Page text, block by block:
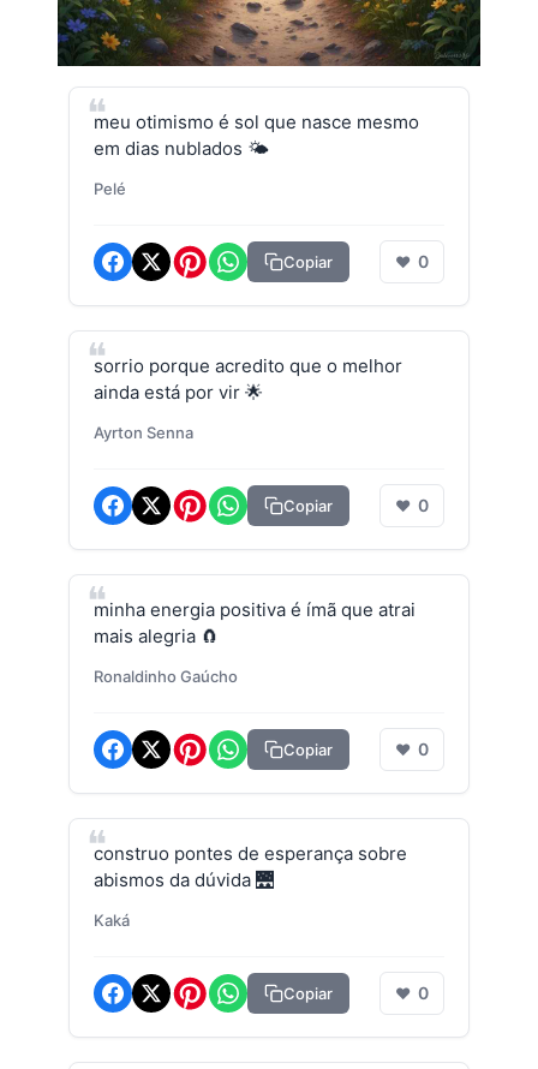
meu otimismo é sol que nasce mesmo
em dias nublados 🌤️
Pelé
Copiar ❤ 0
sorrio porque acredito que o melhor
ainda está por vir 🌟
Ayrton Senna
Copiar ❤ 0
minha energia positiva é ímã que atrai
mais alegria 🧲
Ronaldinho Gaúcho
Copiar ❤ 0
construo pontes de esperança sobre
abismos da dúvida 🌉
Kaká
Copiar ❤ 0